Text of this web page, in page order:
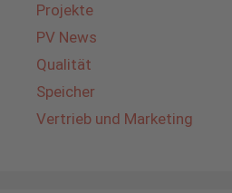
Projekte
PV News
Qualität
Speicher
Vertrieb und Marketing